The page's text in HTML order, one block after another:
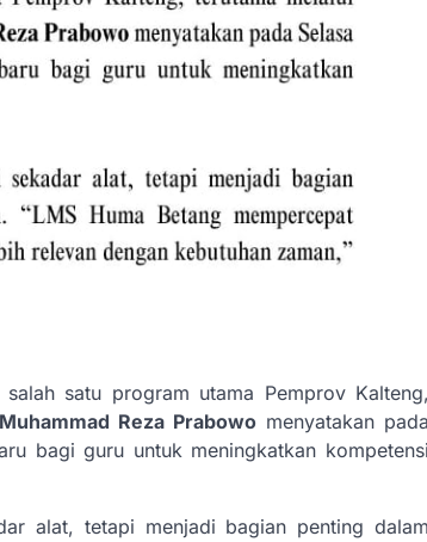
satu program utama Pemprov Kalteng,
Muhammad Reza Prabowomenyatakan pada
bagi guru untuk meningkatkan kompetensi
alat, tetapi menjadi bagian penting dalam